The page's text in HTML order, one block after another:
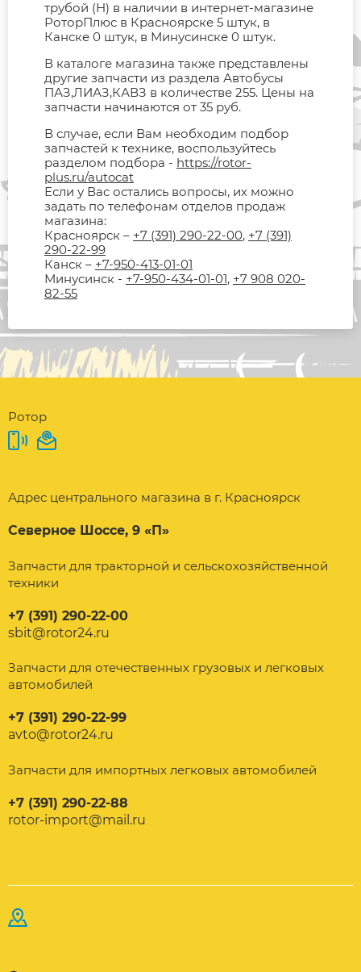
трубой (Н) в наличии в интернет-магазине
РоторПлюс в Красноярске 5 штук, в
Канске 0 штук, в Минусинске 0 штук.
В каталоге магазина также представлены
другие запчасти из раздела Автобусы
ПАЗ,ЛИАЗ,КАВЗ в количестве 255. Цены на
запчасти начинаются от 35 руб.
В случае, если Вам необходим подбор
запчастей к технике, воспользуйтесь
разделом подбора - https://rotor-
plus.ru/autocat
Если у Вас остались вопросы, их можно
задать по телефонам отделов продаж
магазина:
Красноярск – +7 (391) 290-22-00, +7 (391)
290-22-99
Канск – +7-950-413-01-01
Минусинск - +7-950-434-01-01, +7 908 020-
82-55
Ротор
Адрес центрального магазина в г. Красноярск
Северное Шоссе, 9 «П»
Запчасти для тракторной и сельскохозяйственной
техники
+7 (391) 290-22-00
sbit@rotor24.ru
Запчасти для отечественных грузовых и легковых
автомобилей
+7 (391) 290-22-99
avto@rotor24.ru
Запчасти для импортных легковых автомобилей
+7 (391) 290-22-88
rotor-import@mail.ru